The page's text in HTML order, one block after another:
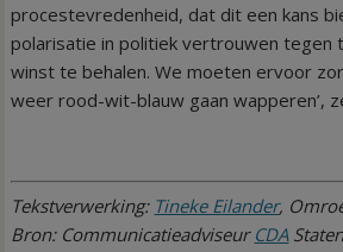
procestevredenheid, dat dit een kans
polarisatie in politiek vertrouwen tegen
winst te behalen. We moeten ervoor
weer rood-wit-blauw gaan wapperen’,
Tekstverwerking: Tineke Eilander,
Bron: Communicatieadviseur CDA